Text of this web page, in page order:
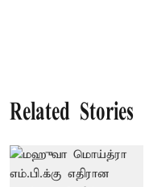
Related Stories